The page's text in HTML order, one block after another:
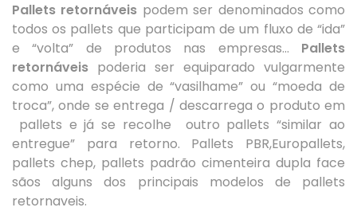
Pallets retornáveis podem ser denominados como
todos os pallets que participam de um fluxo de “ida”
e “volta” de produtos nas empresas... Pallets
retornáveis poderia ser equiparado vulgarmente
como uma espécie de “vasilhame” ou “moeda de
troca”, onde se entrega / descarrega o produto em
pallets e já se recolhe outro pallets “similar ao
entregue” para retorno. Pallets PBR,Europallets,
pallets chep, pallets padrão cimenteira dupla face
sãos alguns dos principais modelos de pallets
retornaveis.